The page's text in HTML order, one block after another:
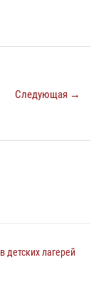
Следующая →
детских лагерей